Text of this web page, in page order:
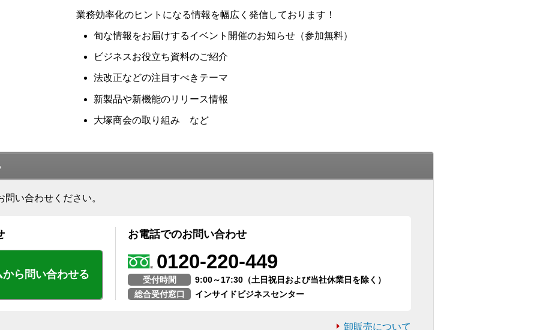
業務効率化のヒントになる情報を幅広く発信しております！
旬な情報をお届けするイベント開催のお知らせ（参加無料）
ビジネスお役立ち資料のご紹介
法改正などの注目すべきテーマ
新製品や新機能のリリース情報
大塚商会の取り組み など
い合わせください。
から問い合わせる
お電話でのお問い合わせ
0120-220-449
受付時間
9:00～17:30（土日祝日および当社休業日を除く）
総合受付窓口
インサイドビジネスセンター
卸販売について